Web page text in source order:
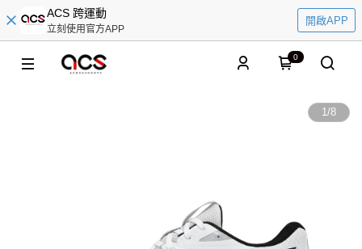
ACS 跨運動
立刻使用官方APP
開啟APP
0
1/8